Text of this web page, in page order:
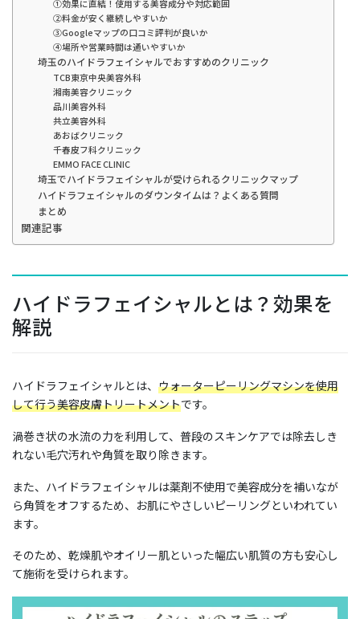
①効果に直結！使用する美容成分や対応範囲
②料金が安く継続しやすいか
③Googleマップの口コミ評判が良いか
④場所や営業時間は通いやすいか
埼玉のハイドラフェイシャルでおすすめのクリニック
TCB東京中央美容外科
湘南美容クリニック
品川美容外科
共立美容外科
あおばクリニック
千春皮フ科クリニック
EMMO FACE CLINIC
埼玉でハイドラフェイシャルが受けられるクリニックマップ
ハイドラフェイシャルのダウンタイムは？よくある質問
まとめ
関連記事
ハイドラフェイシャルとは？効果を
解説
ハイドラフェイシャルとは、 ウォーターピーリングマシンを使用
して行う美容皮膚トリートメントです。
渦巻き状の水流の力を利用して、普段のスキンケアでは除去しき
れない毛穴汚れや角質を取り除きます。
また、ハイドラフェイシャルは薬剤不使用で美容成分を補いなが
ら角質をオフするため、お肌にやさしいピーリングといわれてい
ます。
そのため、乾燥肌やオイリー肌といった幅広い肌質の方も安心し
て施術を受けられます。